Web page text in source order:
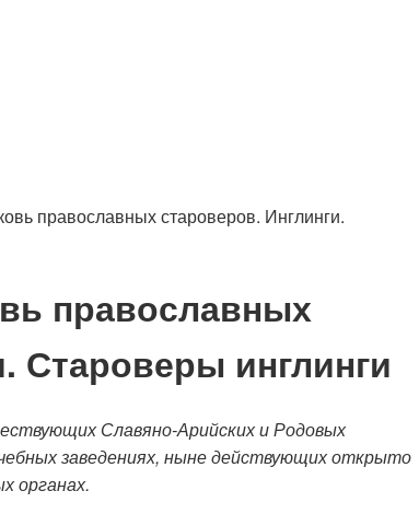
православных староверов. Инглинги.
православных
Староверы инглинги
Славяно-Арийских и Родовых
заведениях, ныне действующих открыто
органах.